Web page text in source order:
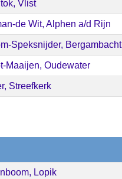
Vlist
de Wit, Alphen a/d Rijn
Speksnijder, Bergambacht
Maaijen, Oudewater
Streefkerk
Lopik